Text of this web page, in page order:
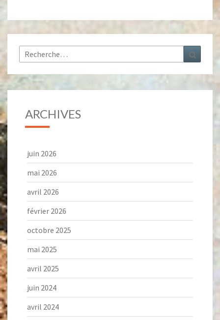
Rechercher :
ARCHIVES
juin 2026
mai 2026
avril 2026
février 2026
octobre 2025
mai 2025
avril 2025
juin 2024
avril 2024